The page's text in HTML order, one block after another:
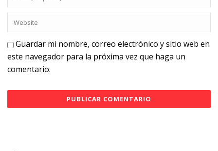
Guardar mi nombre, correo electrónico y sitio web en
este navegador para la próxima vez que haga un
comentario.